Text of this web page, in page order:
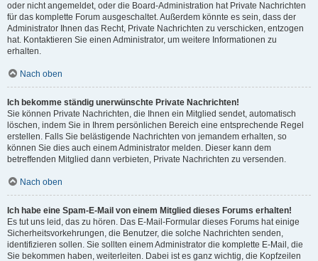
oder nicht angemeldet, oder die Board-Administration hat Private Nachrichten
für das komplette Forum ausgeschaltet. Außerdem könnte es sein, dass der
Administrator Ihnen das Recht, Private Nachrichten zu verschicken, entzogen
hat. Kontaktieren Sie einen Administrator, um weitere Informationen zu
erhalten.
Nach oben
Ich bekomme ständig unerwünschte Private Nachrichten!
Sie können Private Nachrichten, die Ihnen ein Mitglied sendet, automatisch
löschen, indem Sie in Ihrem persönlichen Bereich eine entsprechende Regel
erstellen. Falls Sie belästigende Nachrichten von jemandem erhalten, so
können Sie dies auch einem Administrator melden. Dieser kann dem
betreffenden Mitglied dann verbieten, Private Nachrichten zu versenden.
Nach oben
Ich habe eine Spam-E-Mail von einem Mitglied dieses Forums erhalten!
Es tut uns leid, das zu hören. Das E-Mail-Formular dieses Forums hat einige
Sicherheitsvorkehrungen, die Benutzer, die solche Nachrichten senden,
identifizieren sollen. Sie sollten einem Administrator die komplette E-Mail, die
Sie bekommen haben, weiterleiten. Dabei ist es ganz wichtig, die Kopfzeilen